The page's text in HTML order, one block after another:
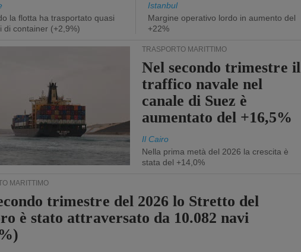
la flotta ha trasportato quasi
di container (+2,9%)
Istanbul
Margine operativo lordo in aumento del
+22%
TRASPORTO MARITTIMO
Nel secondo trimestre il
traffico navale nel
canale di Suez è
aumentato del +16,5%
Il Cairo
Nella prima metà del 2026 la crescita è
stata del +14,0%
MARITTIMO
trimestre del 2026 lo Stretto del
è stato attraversato da 10.082 navi